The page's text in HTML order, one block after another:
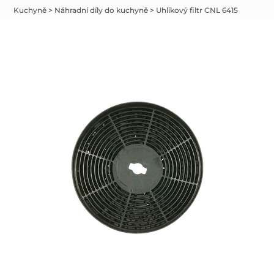
Kuchyně > Náhradní díly do kuchyně > Uhlíkový filtr CNL 6415